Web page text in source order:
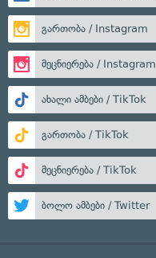
გართობა / Instagram
მეცნიერება / Instagram
ახალი ამბები / TikTok
გართობა / TikTok
მეცნიერება / TikTok
ბოლო ამბები / Twitter